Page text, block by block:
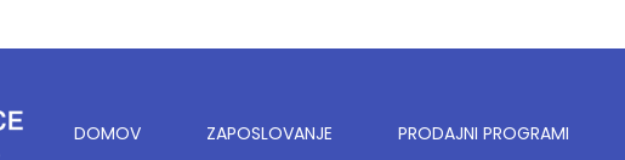
DOMOV ZAPOSLOVANJE PRODAJNI PROGRAMI